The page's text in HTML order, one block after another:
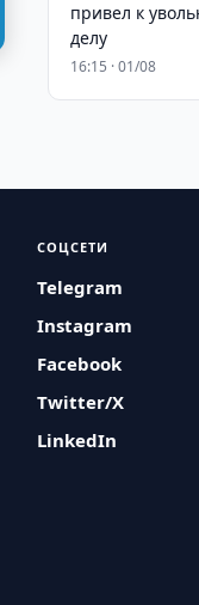
привел к
делу
16:15 · 01/08
СОЦСЕТИ
Telegram
Instagram
Facebook
Twitter/X
LinkedIn